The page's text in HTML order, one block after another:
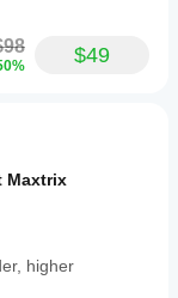
$49
Maxtrix
higher